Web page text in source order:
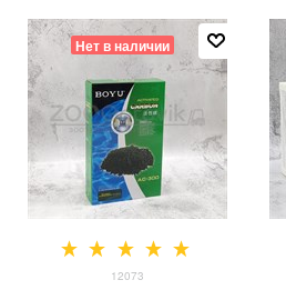
Нет в наличии
12073